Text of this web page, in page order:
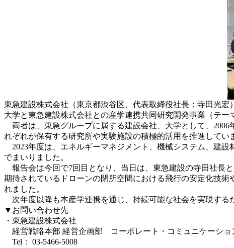
東急建設株式会社（東京都渋谷区、代表取締役社長：寺田光
大学と東急建設株式会社との産学連携共同研究開発事業（テ
両者は、東急グループに属する建設会社、大学として、
れぞれが保有する研究所や実験施設の積極的活用を推進してい
2023年度は、エネルギーマネジメント、機械システム、建
でまいりました。
報告会は今回で7回目となり、当日は、東急建設の寺田社長
期待されているドローンの閉所空間における飛行の安定化技
れました。
次年度以降も本産学連携を通じ、持続可能な社会を実現する
▼お問い合わせ先
・東急建設株式会社
経営戦略本部 経営企画部 コーポレート・コミュニケーシ
Tel： 03-5466-5008